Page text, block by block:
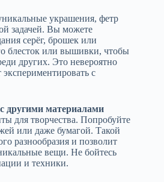
украшения, фетр
задачей. Вы можете
серёг, брошек или
блесток или вышивки, чтобы
других. Это невероятно
экспериментировать с
другими материалами
для творчества. Попробуйте
или даже бумагой. Такой
разнообразия и позволит
вещи. Не бойтесь
и техники.